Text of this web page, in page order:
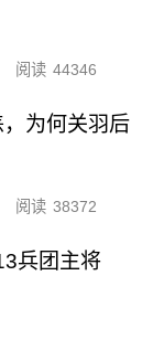
阅读 44346
为何关羽后
阅读 38372
兵团主将